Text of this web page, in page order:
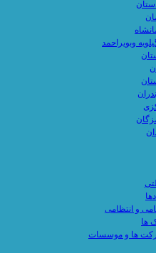
وبویراحمد
و انتظامی
ها
ها و موسسات